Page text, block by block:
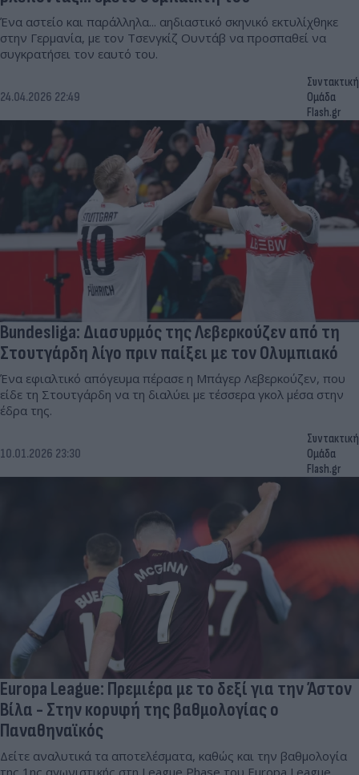
Ένα αστείο και παράλληλα... αηδιαστικό σκηνικό εκτυλίχθηκε
στην Γερμανία, με τον Τσενγκίζ Ουντάβ να προσπαθεί να
συγκρατήσει τον εαυτό του.
24.04.2026 22:49
Συντακτική
Ομάδα
Flash.gr
Bundesliga: Διασυρμός της Λεβερκούζεν από τη
Στουτγάρδη λίγο πριν παίξει με τον Ολυμπιακό
Ένα εφιαλτικό απόγευμα πέρασε η Μπάγερ Λεβερκούζεν, που
είδε τη Στουτγάρδη να τη διαλύει με τέσσερα γκολ μέσα στην
έδρα της.
10.01.2026 23:30
Συντακτική
Ομάδα
Flash.gr
Europa League: Πρεμιέρα με το δεξί για την Άστον
Βίλα - Στην κορυφή της βαθμολογίας ο
Παναθηναϊκός
Δείτε αναλυτικά τα αποτελέσματα, καθώς και την βαθμολογία
της 1ης αγωνιστικής στη League Phase του Europa League.